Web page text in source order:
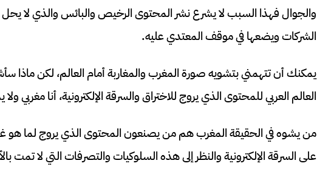
والجوال فهذا السبب لا يشرع نشر المحتوى الرخيص والبائس والذي لا
الشركات ويضعها في موقف المعتدي عليه.
العالم العربي للمحتوى الذي يروج للاختراق والسرقة الإلكترونية، أنا مغربي
من يشوه في الحقيقة المغرب هم من يصنعون المحتوى الذي يروج لما هو
على السرقة الإلكترونية والنظر إلى هذه السلوكيات والتصرفات التي لا تمت